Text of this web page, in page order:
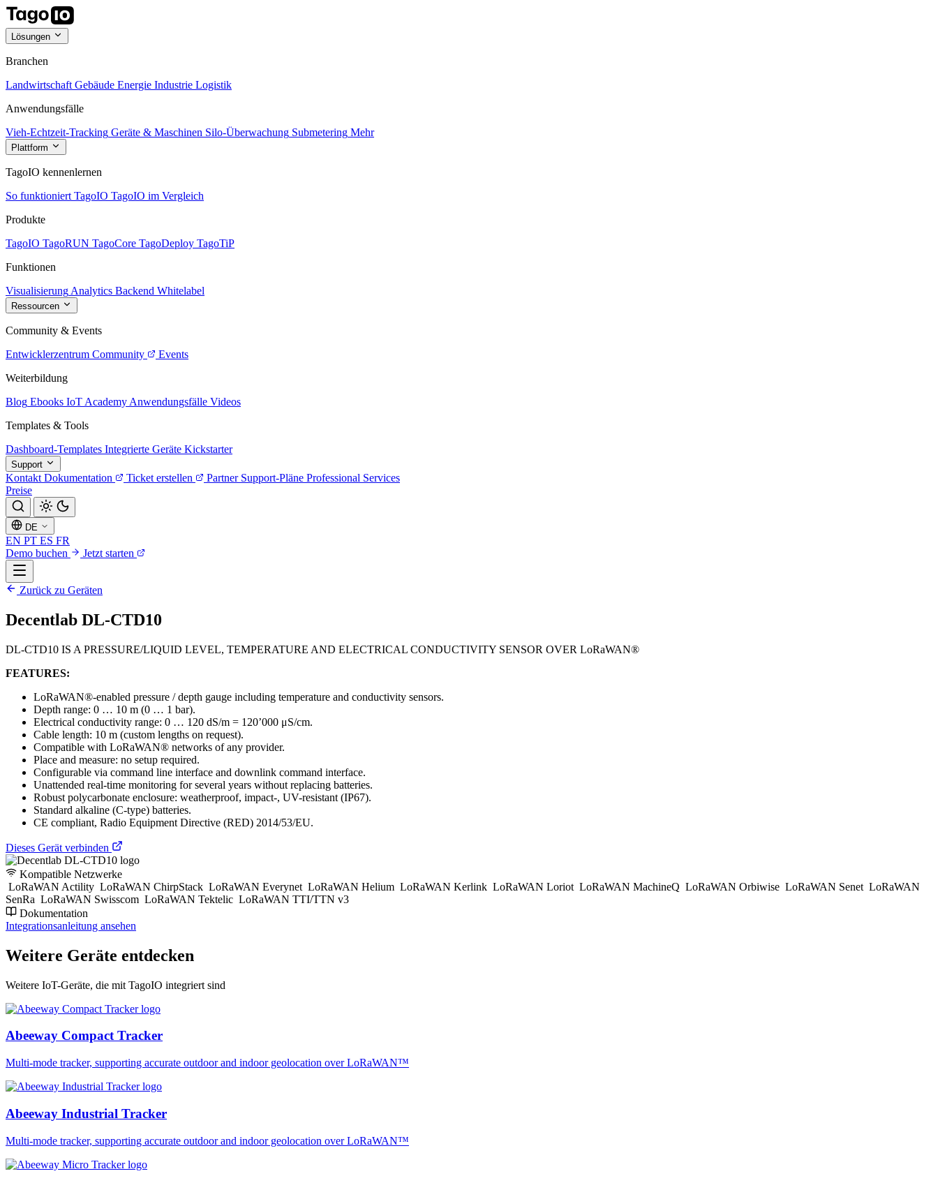
Lösungen
Branchen
Landwirtschaft Gebäude Energie Industrie Logistik
Anwendungsfälle
Vieh-Echtzeit-Tracking Geräte & Maschinen Silo-Überwachung Submetering Mehr
Plattform
TagoIO kennenlernen
So funktioniert TagoIO TagoIO im Vergleich
Produkte
TagoIO TagoRUN TagoCore TagoDeploy TagoTiP
Funktionen
Visualisierung Analytics Backend Whitelabel
Ressourcen
Community & Events
Entwicklerzentrum Community
Events
Weiterbildung
Blog Ebooks IoT Academy Anwendungsfälle Videos
Templates & Tools
Dashboard-Templates Integrierte Geräte Kickstarter
Support
Kontakt Dokumentation Ticket erstellen Partner Support-Pläne Professional Services
Preise
DE
EN PT ES FR
Demo buchen
Jetzt starten
Zurück zu Geräten
Decentlab DL-CTD10
DL-CTD10 IS A PRESSURE/LIQUID LEVEL, TEMPERATURE AND ELECTRICAL CONDUCTIVITY SENSOR OVER LoRaWAN®
FEATURES:
LoRaWAN®-enabled pressure / depth gauge including temperature and conductivity sensors.
Depth range: 0 … 10 m (0 … 1 bar).
Electrical conductivity range: 0 … 120 dS/m = 120’000 μS/cm.
Cable length: 10 m (custom lengths on request).
Compatible with LoRaWAN® networks of any provider.
Place and measure: no setup required.
Configurable via command line interface and downlink command interface.
Unattended real-time monitoring for several years without replacing batteries.
Robust polycarbonate enclosure: weatherproof, impact-, UV-resistant (IP67).
Standard alkaline (C-type) batteries.
CE compliant, Radio Equipment Directive (RED) 2014/53/EU.
Dieses Gerät verbinden
Kompatible Netzwerke
LoRaWAN Actility LoRaWAN ChirpStack LoRaWAN Everynet LoRaWAN Helium LoRaWAN Kerlink LoRaWAN Loriot LoRaWAN MachineQ LoRaWAN Orbiwise LoRaWAN Senet LoRaWAN
SenRa LoRaWAN Swisscom LoRaWAN Tektelic LoRaWAN TTI/TTN v3
Dokumentation
Integrationsanleitung ansehen
Weitere Geräte entdecken
Weitere IoT-Geräte, die mit TagoIO integriert sind
Abeeway Compact Tracker
Multi-mode tracker, supporting accurate outdoor and indoor geolocation over LoRaWAN™
Abeeway Industrial Tracker
Multi-mode tracker, supporting accurate outdoor and indoor geolocation over LoRaWAN™